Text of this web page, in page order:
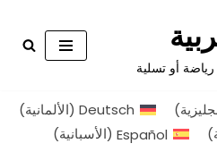
أو تسلية
)
Deutsch
(الألمانية)
)
Español
(الأسبانية)